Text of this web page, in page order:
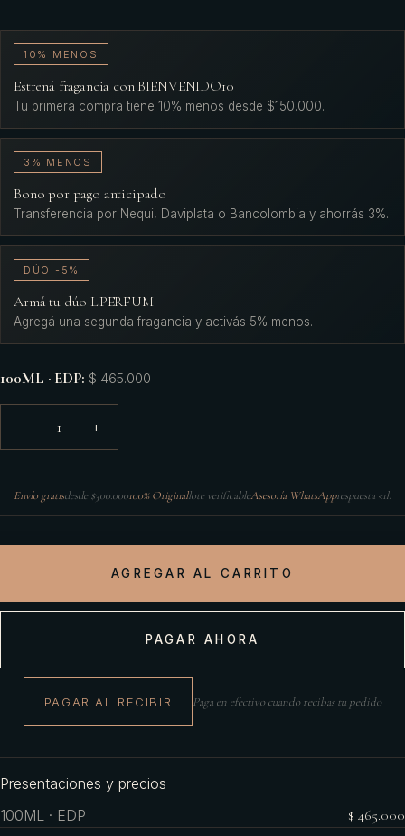
10% MENOS
Estrená fragancia con BIENVENIDO10
Tu primera compra tiene 10% menos desde $150.000.
3% MENOS
Bono por pago anticipado
Transferencia por Nequi, Daviplata o Bancolombia y ahorrás 3%.
DÚO -5%
Armá tu dúo L'PERFUM
Agregá una segunda fragancia y activás 5% menos.
100ML · EDP: $ 465.000
− 1 +
Envío gratisdesde $300.000100% Originallote verificableAsesoría WhatsApprespuesta <1h
AGREGAR AL CARRITO
PAGAR AHORA
PAGAR AL RECIBIR Paga en efectivo cuando recibas tu pedido
Presentaciones y precios
100ML · EDP
$ 465.000